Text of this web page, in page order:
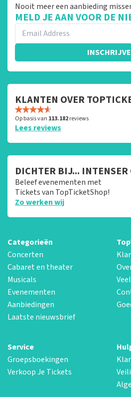
Nooit meer een aanbieding
MELD JE AAN VOOR DE
KLANTEN OVER
Op basis van 113.182reviews
Lees reviews
DICHTER BIJ... INTENSER
Beleef evenementen met
Tickets van TopTicketShop!
Zo werken wij
Categorieën
Concerten
Cabaret en theater
Musicals
Evenementen
Aanbiedingen
Laatste nieuwsbrief
Service
Groepsboekingen
Verkoop Je Tickets